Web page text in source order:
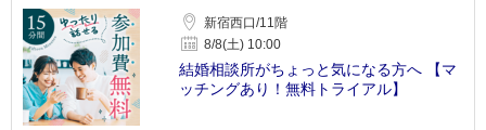
新宿西口/11階
8/8(土) 10:00
結婚相談所がちょっと気になる方へ 【マ
ッチングあり！無料トライアル】